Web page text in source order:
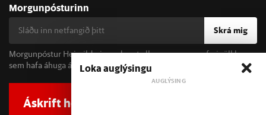
Morgunpósturinn
Skrá mig
Morgunpóstur Heimildarinnar berst alla morgna og er fyrir öll þau
sem hafa áhuga á fréttum og þjóðfélagsumræðu.
Áskrift hefur áhrif
Loka auglýsingu